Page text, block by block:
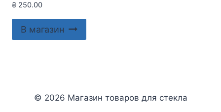
₴ 250.00
В магазин
© 2026 Магазин товаров для стекла